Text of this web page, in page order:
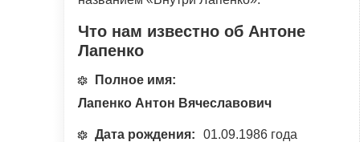
Что нам известно об Антоне
Лапенко
Полное имя:
Лапенко Антон Вячеславович
Дата рождения: 01.09.1986 года